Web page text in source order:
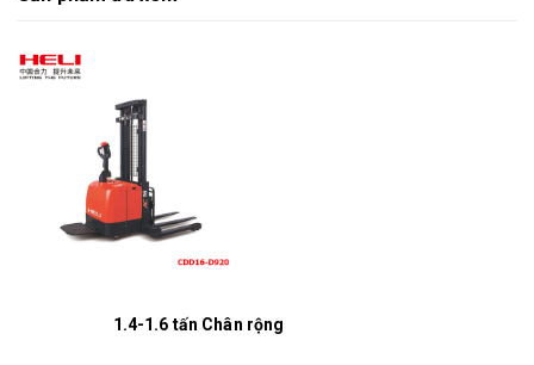
1.4-1.6 tấn Chân rộng